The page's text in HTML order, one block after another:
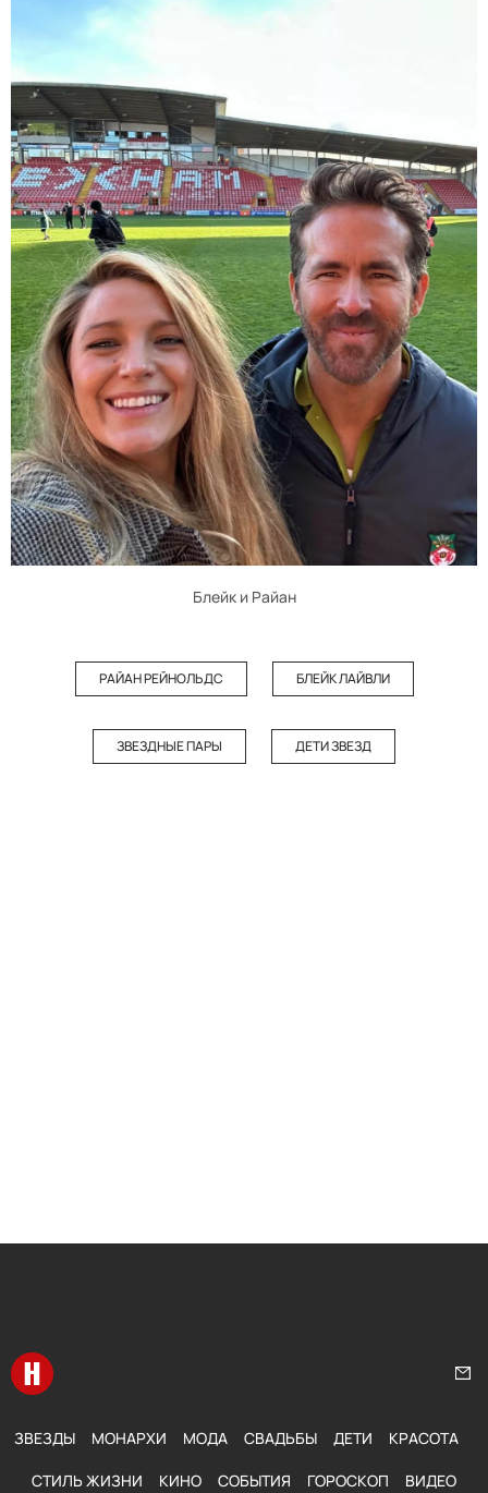
Блейк и Райан
РАЙАН РЕЙНОЛЬДС БЛЕЙК ЛАЙВЛИ
ЗВЕЗДНЫЕ ПАРЫ ДЕТИ ЗВЕЗД
Перейти на главную
ЗВЕЗДЫ МОНАРХИ МОДА СВАДЬБЫ ДЕТИ КРАСОТА
СТИЛЬ ЖИЗНИ КИНО СОБЫТИЯ ГОРОСКОП ВИДЕО